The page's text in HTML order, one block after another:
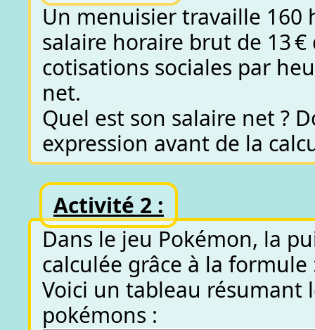
Un menuisier travaille 160
salaire horaire brut de 13
cotisations sociales par
net.
Quel est son salaire net ?
expression avant de la
Activité 2 :
Dans le jeu Pokémon, la
calculée grâce à la
Voici un tableau résumant
pokémons :